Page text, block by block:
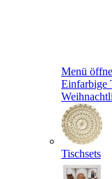
Menü
Einfarbige
Tischsets